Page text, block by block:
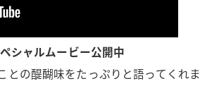
シャルムービー公開中
の醍醐味をたっぷりと語ってくれま